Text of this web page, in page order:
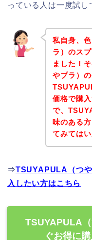
っている人は一度試
私自身、
ラ）のス
ました！
やプラ）の
価格で購
で、
味のある
てみては
⇒TSUYAPULA（つ
入したい方はこちら
TSUYAPULA
ぐお得に